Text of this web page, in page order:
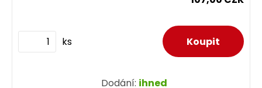
ks
Dodání: ihned